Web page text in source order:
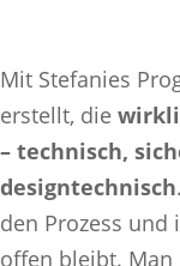
Mit Stefanies
erstellt, die
– technisch,
designtechnisch
den Prozess und
offen bleibt.